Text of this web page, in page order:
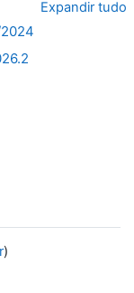
Expandir tudo
)